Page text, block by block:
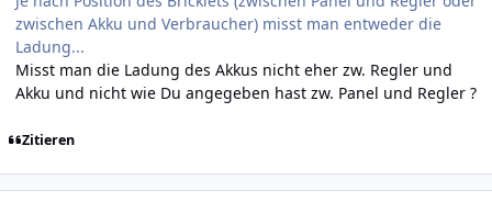
zwischen Akku und Verbraucher) misst man entweder die
Ladung...
Misst man die Ladung des Akkus nicht eher zw. Regler und
Akku und nicht wie Du angegeben hast zw. Panel und Regler ?
Zitieren